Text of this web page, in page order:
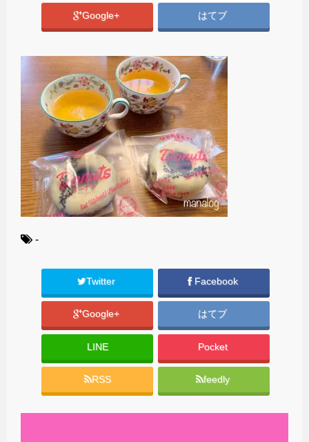
Google+ はてブ
-
Twitter Facebook
Google+ はてブ
LINE Pocket
RSS feedly